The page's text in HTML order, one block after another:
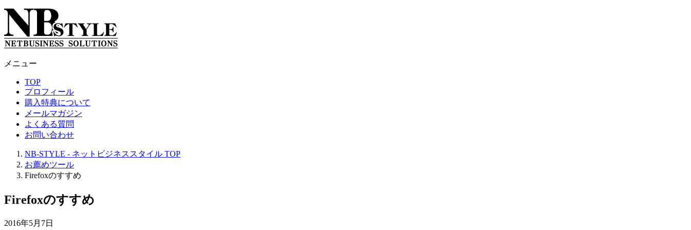
メニュー
TOP
プロフィール
購入特典について
メールマガジン
よくある質問
お問い合わせ
NB-STYLE - ネットビジネススタイル TOP
お薦めツール
Firefoxのすすめ
Firefoxのすすめ
2016年5月7日